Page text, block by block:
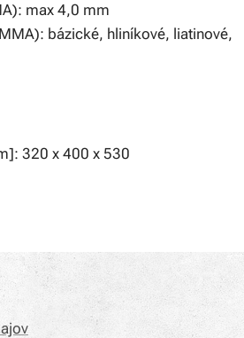
max 4,0 mm
bázické, hliníkové, liatinové,
320 x 400 x 530